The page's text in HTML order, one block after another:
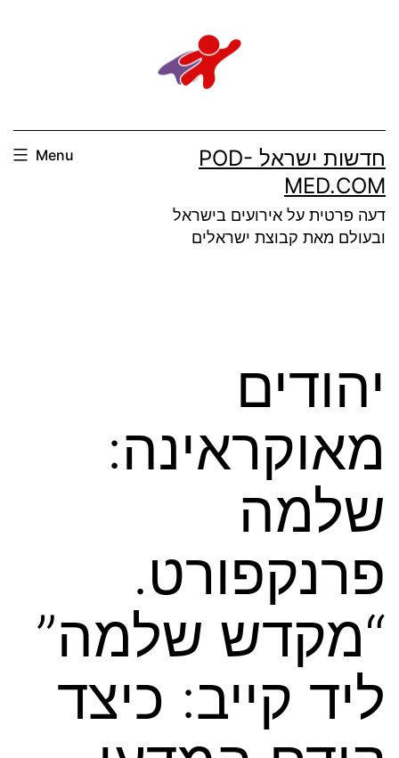
חדשות ישראל POD-
MED.COM
דעה פרטית על אירועים בישראל
ובעולם מאת קבוצת ישראלים
Menu
יהודים
מאוקראינה:
שלמה
פרנקפורט.
“מקדש שלמה”
ליד קייב: כיצד